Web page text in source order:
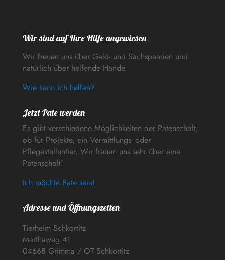
Wir sind auf Ihre Hilfe angewiesen
Wir freuen uns über Geld- und Sachspenden und
natürlich über helfende Hände.
Wie kann ich helfen?
Jetzt Pate werden
Es gibt verschiedene Möglichkeiten der Patenschaft,
ob für Projekte, ein Vermittlungs- oder
Pflegestellentier. Wir freuen uns sehr über eine
Patenschaft!
Ich möchte Pate sein!
Adresse und Öffnungszeiten
Tierheim Schkortitz
Marthaweg 41
04668 Grimma / OT Schkortitz